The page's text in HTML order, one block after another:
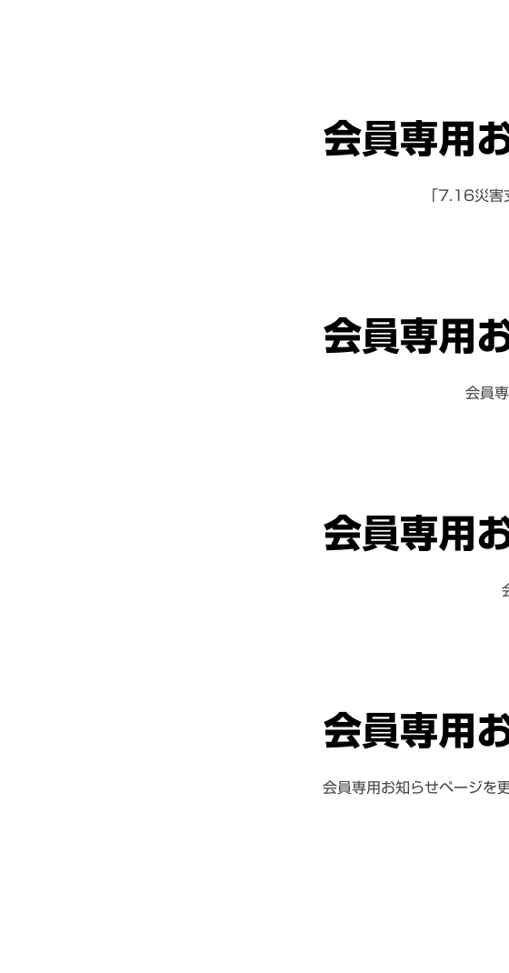
会員専用
「7.16災害
会員専用
会員
会員専用
会員専用
会員専用お知らせページを